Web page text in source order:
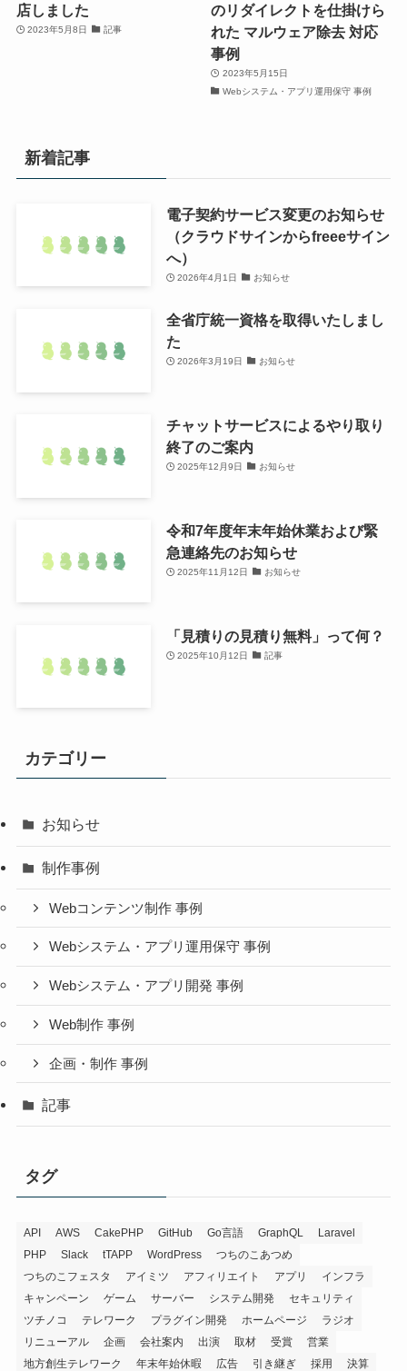
店しました
2023年5月8日 記事
のリダイレクトを仕掛けら
れた マルウェア除去 対応
事例
2023年5月15日
Webシステム・アプリ運用保守 事例
新着記事
電子契約サービス変更のお知らせ
（クラウドサインからfreeeサイン
へ）
2026年4月1日 お知らせ
全省庁統一資格を取得いたしまし
た
2026年3月19日 お知らせ
チャットサービスによるやり取り
終了のご案内
2025年12月9日 お知らせ
令和7年度年末年始休業および緊
急連絡先のお知らせ
2025年11月12日 お知らせ
「見積りの見積り無料」って何？
2025年10月12日 記事
カテゴリー
お知らせ
制作事例
Webコンテンツ制作 事例
Webシステム・アプリ運用保守 事例
Webシステム・アプリ開発 事例
Web制作 事例
企画・制作 事例
記事
タグ
API AWS CakePHP GitHub Go言語 GraphQL
Laravel
PHP
Slack tTAPP WordPress
つちのこあつめ
つちのこフェスタ
アイミツ アフィリエイト アプリ
インフラ
キャンペーン
ゲーム サーバー システム開発
セキュリティ
ツチノコ
テレワーク プラグイン開発 ホームページ
ラジオ
リニューアル
企画 会社案内 出演 取材 受賞
営業
地方創生テレワーク
年末年始休暇 広告 引き継ぎ 採用 決算